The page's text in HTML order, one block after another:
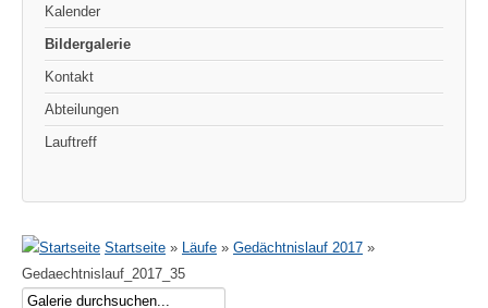
Kalender
Bildergalerie
Kontakt
Abteilungen
Lauftreff
Startseite » Läufe » Gedächtnislauf 2017 »
Gedaechtnislauf_2017_35